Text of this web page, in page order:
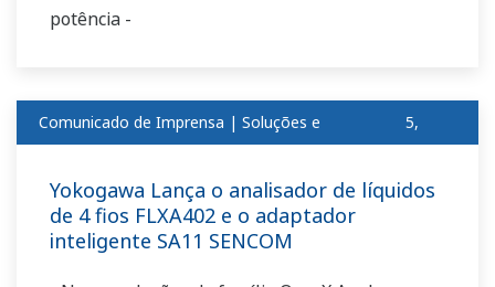
potência -
Comunicado de Imprensa | Soluções e 5,
Yokogawa Lança o analisador de líquidos
de 4 fios FLXA402 e o adaptador
inteligente SA11 SENCOM